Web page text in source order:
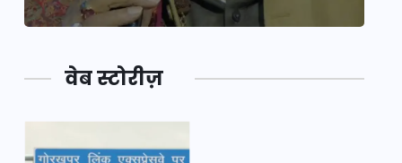
वेब स्टोरीज़